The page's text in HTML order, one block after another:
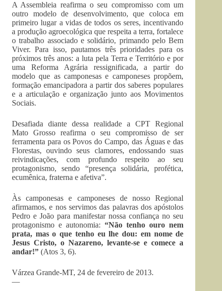
A Assembleia reafirma o seu compromisso com um
outro modelo de desenvolvimento, que coloca em
primeiro lugar a vidas de todos os seres, incentivando
a produção agroecológica que respeita a terra, fortalece
o trabalho associado e solidário, primando pelo Bem
Viver. Para isso, pautamos três prioridades para os
próximos três anos: a luta pela Terra e Território e por
uma Reforma Agrária ressignificada, a partir do
modelo que as camponesas e camponeses propõem,
formação emancipadora a partir dos saberes populares
e a articulação e organização junto aos Movimentos
Sociais.
Desafiada diante dessa realidade a CPT Regional
Mato Grosso reafirma o seu compromisso de ser
ferramenta para os Povos do Campo, das Águas e das
Florestas, ouvindo seus clamores, endossando suas
reivindicações, com profundo respeito ao seu
protagonismo, sendo “presença solidária, profética,
ecumênica, fraterna e afetiva”.
Às camponesas e camponeses de nosso Regional
afirmamos, e nos servimos das palavras dos apóstolos
Pedro e João para manifestar nossa confiança no seu
protagonismo e autonomia:“Não tenho ouro nem
prata, mas o que tenho eu lhe dou: em nome de
Jesus Cristo, o Nazareno, levante-se e comece a
andar!” (Atos 3, 6).
Várzea Grande-MT, 24 de fevereiro de 2013.
—